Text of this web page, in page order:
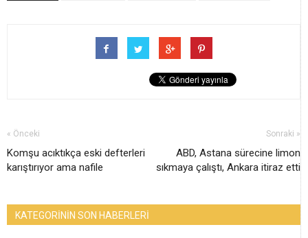
« Önceki
Komşu acıktıkça eski defterleri
karıştırıyor ama nafile
Sonraki »
ABD, Astana sürecine limon
sıkmaya çalıştı, Ankara itiraz etti
KATEGORİNİN SON HABERLERİ